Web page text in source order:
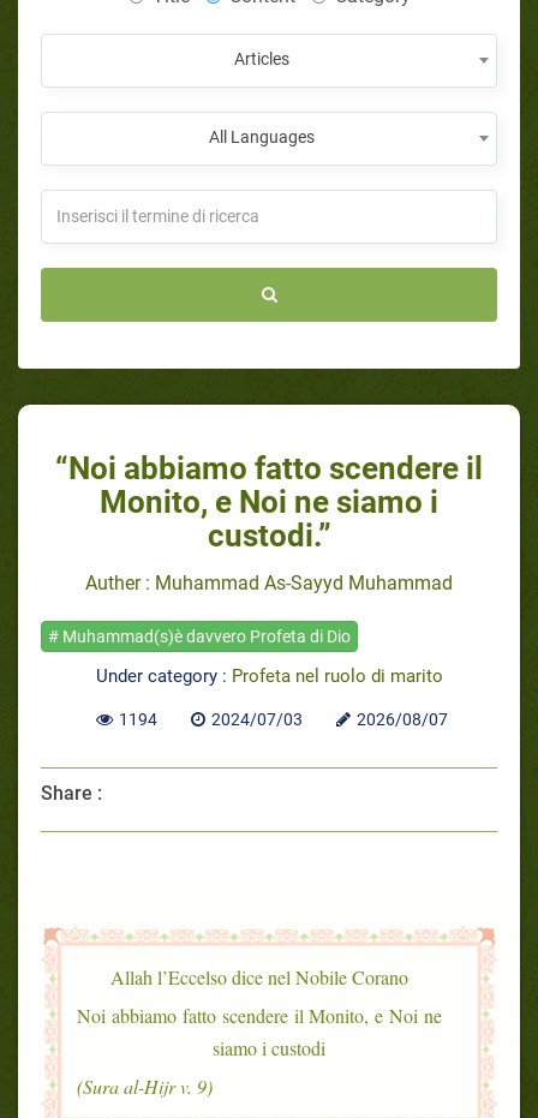
Articles
All Languages
“Noi abbiamo fatto scendere il
Monito, e Noi ne siamo i
custodi.”
Auther : Muhammad As-Sayyd Muhammad
# Muhammad(s)è davvero Profeta di Dio
Under category : Profeta nel ruolo di marito
1194 2024/07/03 2026/08/07
Share :
Allah l’Eccelso dice nel Nobile Corano
Noi abbiamo fatto scendere il Monito, e Noi ne
siamo i custodi
(Sura al-Hijr v. 9)